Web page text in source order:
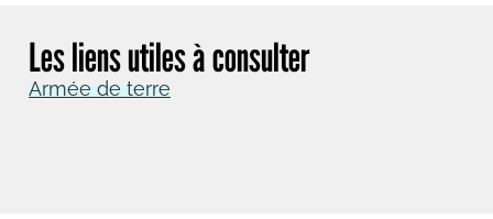
Les liens utiles à consulter
Armée de terre